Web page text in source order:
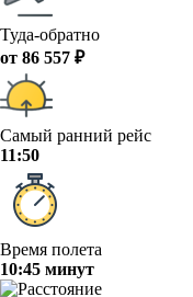
Туда-обратно
от 86 557 ₽
Самый ранний рейс
11:50
Время полета
10:45 минут